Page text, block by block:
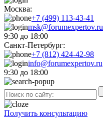
Москва:
+7 (499) 113-43-41
msk@forumexpertov.ru
9:30 до 18:00
Санкт-Петербург:
+7 (812) 424-42-98
info@forumexpertov.ru
9:30 до 18:00
Получить консультацию